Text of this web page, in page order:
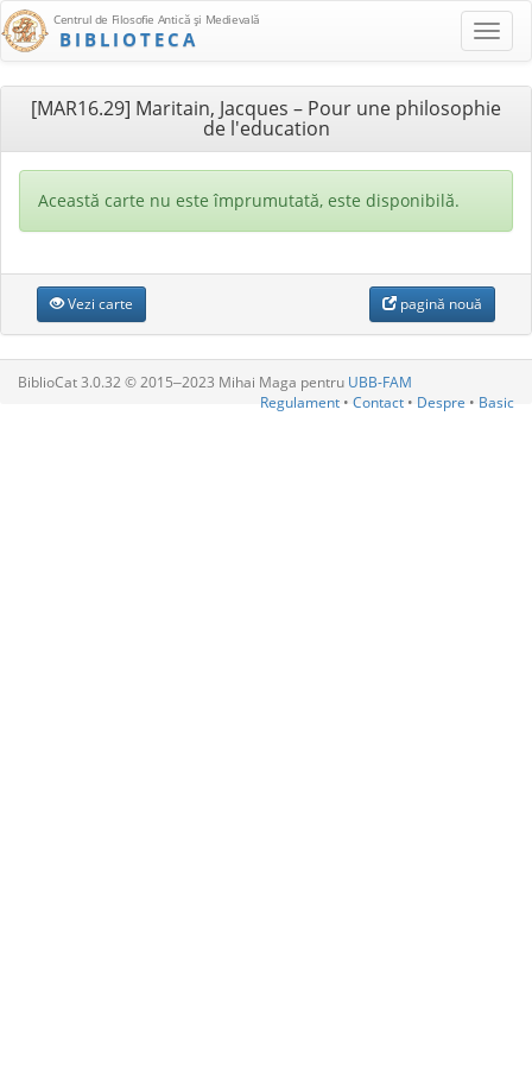
Centrul de Filosofie Antică şi Medievală
BIBLIOTECA
[MAR16.29] Maritain, Jacques – Pour une philosophie
de l'education
Această carte nu este împrumutată, este disponibilă.
Vezi carte pagină nouă
BiblioCat 3.0.32 © 2015‒2023 Mihai Maga pentru UBB-FAM
Regulament • Contact • Despre • Basic